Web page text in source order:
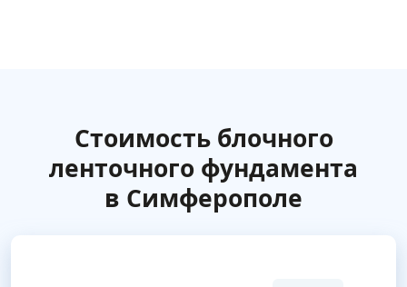
Стоимость блочного
ленточного фундамента
в Симферополе